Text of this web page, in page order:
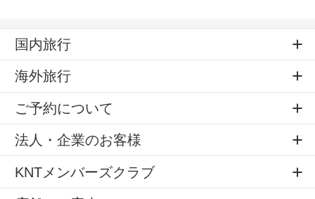
国内旅行
海外旅行
ご予約について
法人・企業のお客様
KNTメンバーズクラブ